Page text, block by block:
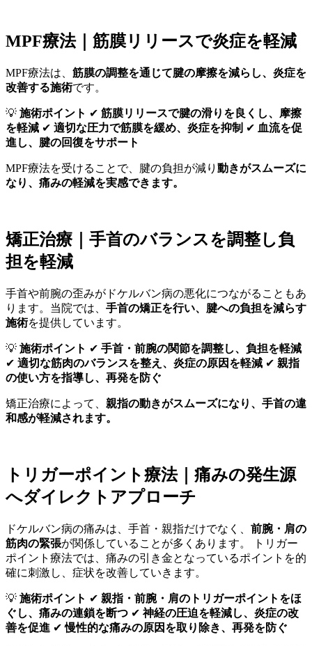
MPF療法｜筋膜リリースで炎症を軽減
MPF療法は、 筋膜の調整を通じて腱の摩擦を減らし、炎症を
改善する施術です。
💡 施術ポイント ✔ 筋膜リリースで腱の滑りを良くし、摩擦
を軽減 ✔ 適切な圧力で筋膜を緩め、炎症を抑制 ✔ 血流を促
進し、腱の回復をサポート
MPF療法を受けることで、腱の負担が減り 動きがスムーズに
なり、痛みの軽減を実感できます。
矯正治療｜手首のバランスを調整し負
担を軽減
手首や前腕の歪みがドケルバン病の悪化につながることもあ
ります。当院では、 手首の矯正を行い、腱への負担を減らす
施術を提供しています。
💡 施術ポイント ✔ 手首・前腕の関節を調整し、負担を軽減
✔ 適切な筋肉のバランスを整え、炎症の原因を軽減 ✔ 親指
の使い方を指導し、再発を防ぐ
矯正治療によって、 親指の動きがスムーズになり、手首の違
和感が軽減されます。
トリガーポイント療法｜痛みの発生源
へダイレクトアプローチ
ドケルバン病の痛みは、手首・親指だけでなく、 前腕・肩の
筋肉の緊張が関係していることが多くあります。 トリガー
ポイント療法では、痛みの引き金となっているポイントを的
確に刺激し、症状を改善していきます。
💡 施術ポイント ✔ 親指・前腕・肩のトリガーポイントをほ
ぐし、痛みの連鎖を断つ ✔神経の圧迫を軽減し、炎症の改
善を促進 ✔慢性的な痛みの原因を取り除き、再発を防ぐ